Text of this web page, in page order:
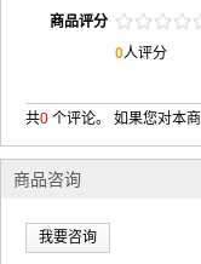
商品评分 / / / /
. . . .
0人评分
共0 个评论。 如果您对本
商品咨询
我要咨询